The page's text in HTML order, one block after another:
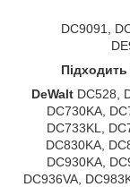
DC9091,
DeWalt DC528,
DC730KA,
DC733KL,
DC830KA,
DC930KA,
DC936VA,